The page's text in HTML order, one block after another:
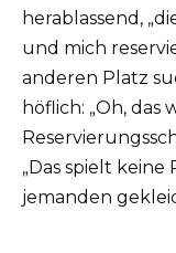
herablassend,
und mich
anderen Platz
höflich: „Oh, das
„Das spielt keine
jemanden